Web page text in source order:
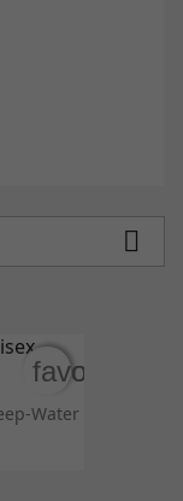

Water